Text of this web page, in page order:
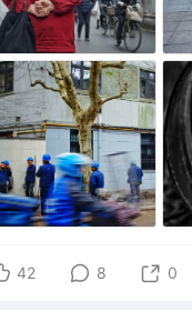
42 8 0